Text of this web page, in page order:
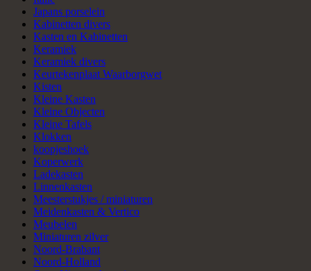
Japans porselein
Kabinetten divers
Kasten en Kabinetten
Keramiek
Keramiek divers
Keurtekenplaat Waarborgwet
Kisten
Kleine Kasten
Kleine Objecten
Kleine Tafels
Klokken
koopjeshoek
Koperwerk
Ladekasten
Linnenkasten
Meesterstukjes / miniaturen
Meidenkasten & Vertico
Meubelen
Miniaturen zilver
Noord-Brabant
Noord-Holland